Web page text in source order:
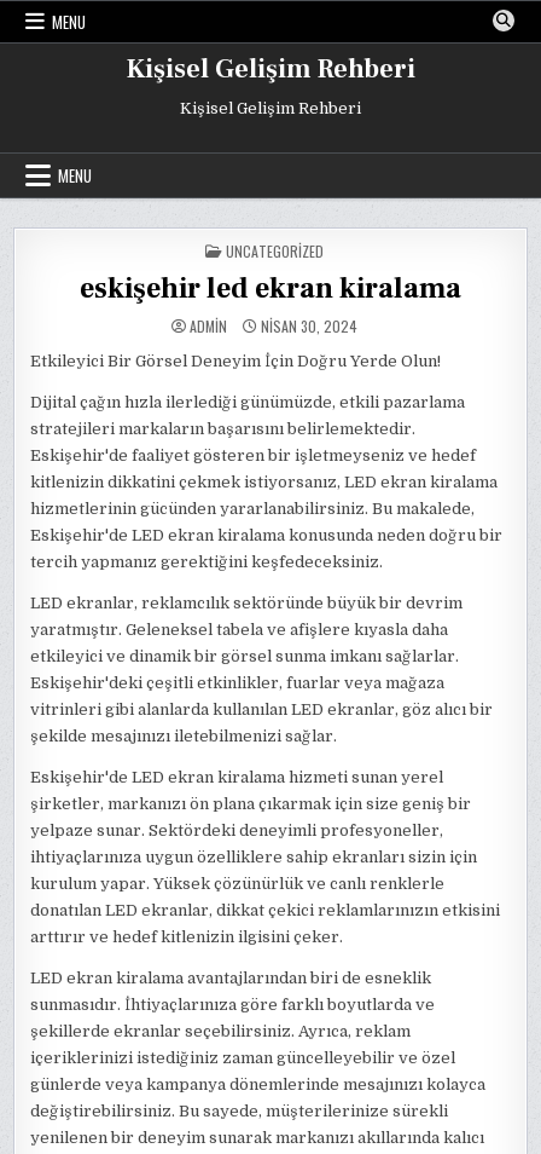
Skip
MENU
Kişisel Gelişim Rehberi
Kişisel Gelişim Rehberi
MENU
POSTED
IN
UNCATEGORIZED
eskişehir led ekran kiralama
ADMIN NISAN 30, 2024
Etkileyici Bir Görsel Deneyim İçin Doğru Yerde Olun!
Dijital çağın hızla ilerlediği günümüzde, etkili pazarlama
stratejileri markaların başarısını belirlemektedir.
Eskişehir'de faaliyet gösteren bir işletmeyseniz ve hedef
kitlenizin dikkatini çekmek istiyorsanız, LED ekran kiralama
hizmetlerinin gücünden yararlanabilirsiniz. Bu makalede,
Eskişehir'de LED ekran kiralama konusunda neden doğru bir
tercih yapmanız gerektiğini keşfedeceksiniz.
LED ekranlar, reklamcılık sektöründe büyük bir devrim
yaratmıştır. Geleneksel tabela ve afişlere kıyasla daha
etkileyici ve dinamik bir görsel sunma imkanı sağlarlar.
Eskişehir'deki çeşitli etkinlikler, fuarlar veya mağaza
vitrinleri gibi alanlarda kullanılan LED ekranlar, göz alıcı bir
şekilde mesajınızı iletebilmenizi sağlar.
Eskişehir'de LED ekran kiralama hizmeti sunan yerel
şirketler, markanızı ön plana çıkarmak için size geniş bir
yelpaze sunar. Sektördeki deneyimli profesyoneller,
ihtiyaçlarınıza uygun özelliklere sahip ekranları sizin için
kurulum yapar. Yüksek çözünürlük ve canlı renklerle
donatılan LED ekranlar, dikkat çekici reklamlarınızın etkisini
arttırır ve hedef kitlenizin ilgisini çeker.
LED ekran kiralama avantajlarından biri de esneklik
sunmasıdır. İhtiyaçlarınıza göre farklı boyutlarda ve
şekillerde ekranlar seçebilirsiniz. Ayrıca, reklam
içeriklerinizi istediğiniz zaman güncelleyebilir ve özel
günlerde veya kampanya dönemlerinde mesajınızı kolayca
değiştirebilirsiniz. Bu sayede, müşterilerinize sürekli
yenilenen bir deneyim sunarak markanızı akıllarında kalıcı